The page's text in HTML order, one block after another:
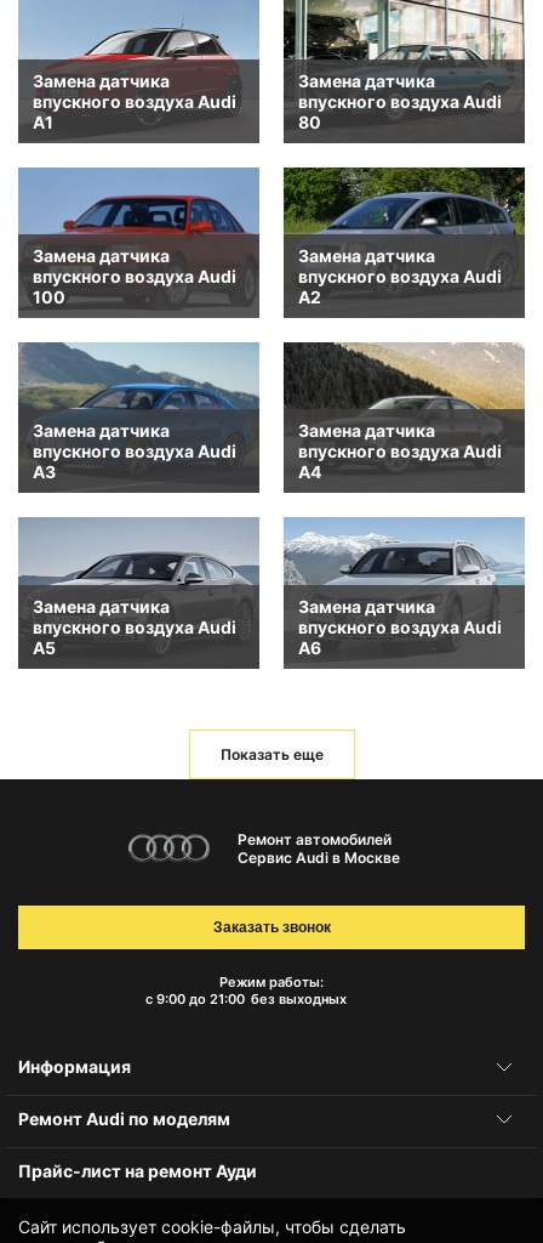
Замена датчика
впускного воздуха Audi
A1
Замена датчика
впускного воздуха Audi
80
Замена датчика
впускного воздуха Audi
100
Замена датчика
впускного воздуха Audi
A2
Замена датчика
впускного воздуха Audi
A3
Замена датчика
впускного воздуха Audi
A4
Замена датчика
впускного воздуха Audi
A5
Замена датчика
впускного воздуха Audi
A6
Показать еще
Сайт использует cookie-файлы, чтобы сделать
Ремонт автомобилей
Сервис Audi в Москве
Режим работы:
с 9:00 до 21:00 без выходных
Заказать звонок
Информация
Ремонт Audi по моделям
Прайс-лист на ремонт Ауди